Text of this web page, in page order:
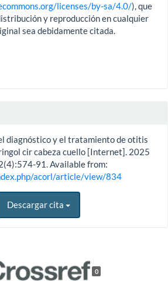
licenses/by-sa/4.0/), que
y reproducción en cualquier
sea debidamente citada.
diagnóstico y el tratamiento de otitis
cir cabeza cuello [Internet]. 2025
91. Available from:
acorl/article/view/834
Descargar cita
0